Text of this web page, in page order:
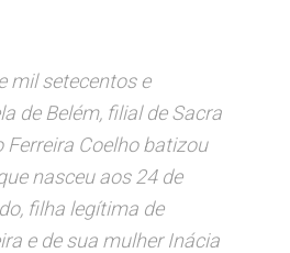
mil setecentos e
de Belém, filial de Sacra
Ferreira Coelho batizou
nasceu aos 24 de
filha legítima de
e de sua mulher Inácia